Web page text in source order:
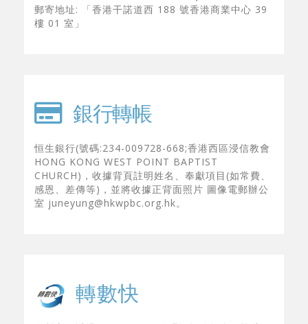
恒生銀行(號碼:234-009728-668;香港西區浸信教會
HONG KONG WEST POINT BAPTIST
感恩、差傳等)，並將收據正背面照片 圖像電郵辦公
室 juneyung@hkwpbc.org.hk。
奉獻亦可透過 QR Code 二維碼轉帳給教會，惟此服
務需透過手機網上銀行「轉數快」 掃瞄方可使用。